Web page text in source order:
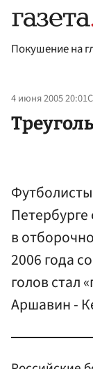
Покушение на
4 июня 2005 20:01
в
2006 года
голов стал
Аршавин -